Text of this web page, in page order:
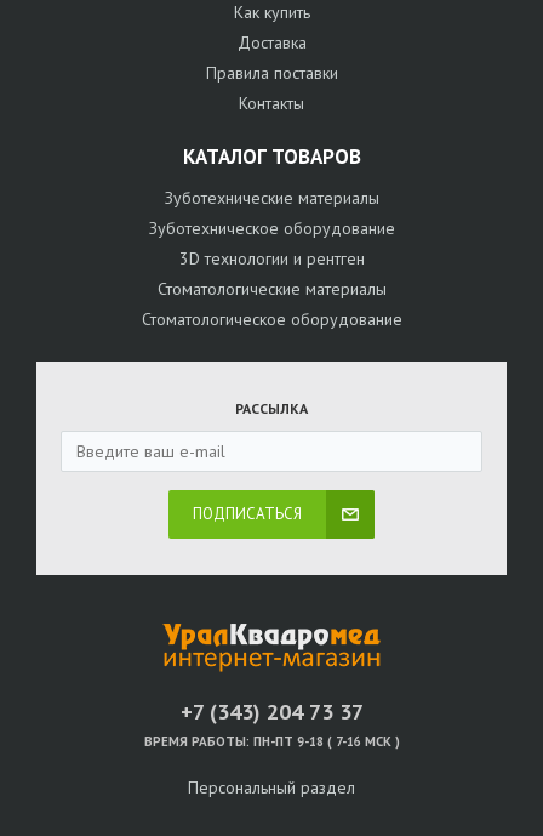
Как купить
Доставка
Правила поставки
Контакты
КАТАЛОГ ТОВАРОВ
Зуботехнические материалы
Зуботехническое оборудование
3D технологии и рентген
Стоматологические материалы
Стоматологическое оборудование
РАССЫЛКА
ПОДПИСАТЬСЯ
+7 (343) 204 73 37
ВРЕМЯ РАБОТЫ: ПН-ПТ 9-18 ( 7-16 МСК )
Персональный раздел